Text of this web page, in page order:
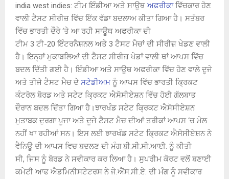
india west indies: ਟੀਮ ਇੰਡੀਆ ਅਤੇ ਸਾਊਥ ਅਫ਼ਰੀਕਾਵਿੱਚਕਾਰ ਹੋਣ
ਵਾਲੀ ਟੈਸਟ ਸੀਰੀਜ਼ ਵਿੱਚ ਇੱਕ ਵੱਡਾ ਬਦਲਾਅ ਕੀਤਾ ਗਿਆ ਹੈ। ਸਤੰਬਰ
ਵਿੱਚ ਭਾਰਤੀ ਦੌਰੇ ‘ਤੇ ਆ ਰਹੀ ਸਾਊਥ ਅਫਰੀਕਾ ਦੀ
ਟੀਮ 3 ਟੀ-20 ਇੰਟਰਨੈਸ਼ਨਲ ਅਤੇ 3 ਟੈਸਟ ਮੈਚਾਂ ਦੀ ਸੀਰੀਜ਼ ਖੇਡਣ ਵਾਲੀ
ਹੈ। ਇਨ੍ਹਾਂ ਮੁਕਾਬਲਿਆਂ ਦੀ ਟੈਸਟ ਸੀਰੀਜ਼ ਖੇਡਾਂ ਵਾਲੀ ਥਾਂ ਆਪਸ ਵਿੱਚ
ਬਦਲ ਦਿੱਤੀ ਗਈ ਹੈ। ਇੰਡੀਆ ਅਤੇ ਸਾਊਥ ਅਫਰੀਕਾ ਵਿੱਚ ਹੋਣ ਵਾਲੇ ਦੂਜੇ
ਅਤੇ ਤੀਜੇ ਟੈਸਟ ਮੈਚ ਦੇ ਸਟੇਡੀਅਮ ਨੂੰ ਆਪਸ ਵਿੱਚ ਭਾਰਤੀ ਕ੍ਰਿਕਟ
ਕੰਟਰੋਲ ਬੋਰਡ ਅਤੇ ਸਟੇਟ ਕ੍ਰਿਕਟ ਐਸੋਸੀਏਸ਼ਨ ਵਿੱਚ ਹੋਈ ਗੱਲਬਾਤ
ਦੌਰਾਨ ਬਦਲ ਦਿੱਤਾ ਗਿਆ ਹੈ।ਝਾਰਖੰਡ ਸਟੇਟ ਕ੍ਰਿਕਟ ਐਸੋਸੀਏਸ਼ਨ
ਮੁਤਾਬਕ ਦੁਰਗਾ ਪੂਜਾ ਅਤੇ ਦੂਜੇ ਟੈਸਟ ਮੈਚ ਦੀਆਂ ਤਰੀਕਾਂ ਆਪਸ ‘ਚ ਮੇਲ
ਨਹੀਂ ਖਾ ਰਹੀਆਂ ਸਨ। ਇਸ ਲਈ ਝਾਰਖੰਡ ਸਟੇਟ ਕ੍ਰਿਕਟ ਐਸੋਸੀਏਸ਼ਨ ਨੇ
ਵੈਨਿਊ ਦੀ ਆਪਸ ਵਿਚ ਬਦਲਣ ਦੀ ਮੰਗ ਬੀ.ਸੀ.ਸੀ.ਆਈ. ਨੂੰ ਕੀਤੀ
ਸੀ, ਜਿਸ ਨੂੰ ਬੋਰਡ ਨੇ ਸਵੀਕਾਰ ਕਰ ਲਿਆ ਹੈ। ਸੁਪਰੀਮ ਕੋਰਟ ਵਲੋਂ ਬਣਾਈ
ਕਮੇਟੀ ਆਫ ਐਡਮਿਨੀਸਟੇਟਰਸ ਨੇ ਜੇ.ਐੱਸ.ਸੀ.ਏ. ਦੀ ਮੰਗ ਨੂੰ ਸਵੀਕਾਰ